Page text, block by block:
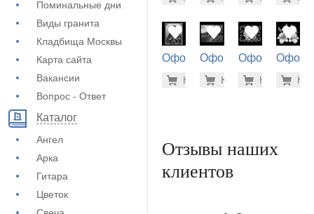
Поминальные дни
Виды гранита
Кладбища Москвы
Карта сайта
Вакансии
Вопрос - Ответ
Каталог
Ангел
Арка
Гитара
Цветок
Оформление
(73-448)
-7% 1.900
Купить
Оформление
(71-722)
-7%
Купить
Оформление
(71-564)
-
Купить(71-
Отзывы наших
клиентов